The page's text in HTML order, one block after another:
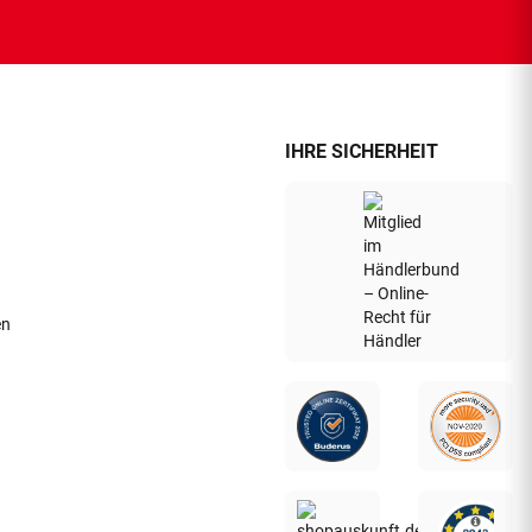
IHRE SICHERHEIT